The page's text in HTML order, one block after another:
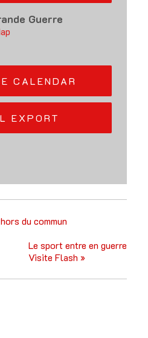
Guerre
CALENDAR
EXPORT
du commun
Le sport entre en guerre
Visite Flash »